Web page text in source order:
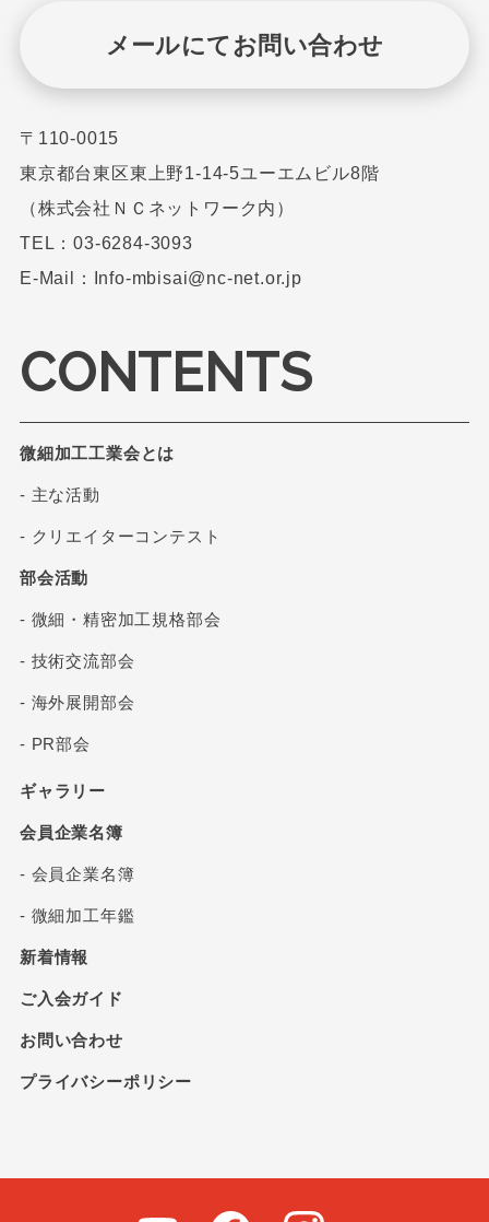
〒110-0015
東京都台東区東上野1-14-5ユーエムビル8階
（株式会社ＮＣネットワーク内）
TEL：03-6284-3093
E-Mail：Info-mbisai@nc-net.or.jp
CONTENTS
微細加工工業会とは
- 主な活動
- クリエイターコンテスト
部会活動
- 微細・精密加工規格部会
- 技術交流部会
- 海外展開部会
- PR部会
ギャラリー
会員企業名簿
- 会員企業名簿
- 微細加工年鑑
新着情報
ご入会ガイド
お問い合わせ
プライバシーポリシー
メールにてお問い合わせ